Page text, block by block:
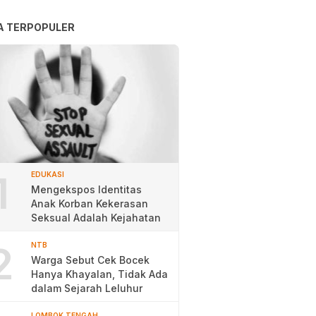
TERPOPULER
EDUKASI
Mengekspos Identitas
Anak Korban Kekerasan
Seksual Adalah Kejahatan
NTB
Warga Sebut Cek Bocek
Hanya Khayalan, Tidak Ada
dalam Sejarah Leluhur